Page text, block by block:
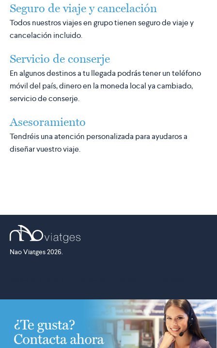
Seguro de viaje y cancelación
Todos nuestros viajes en grupo tienen seguro de viaje y
cancelación incluido.
Servicio de conserje
En algunos destinos a tu llegada podrás tener un teléfono
móvil del país, dinero en la moneda local ya cambiado,
servicio de conserje.
Asesoramiento
Tendréis una atención personalizada para ayudaros a
diseñar vuestro viaje.
Nao Viatges 2026.